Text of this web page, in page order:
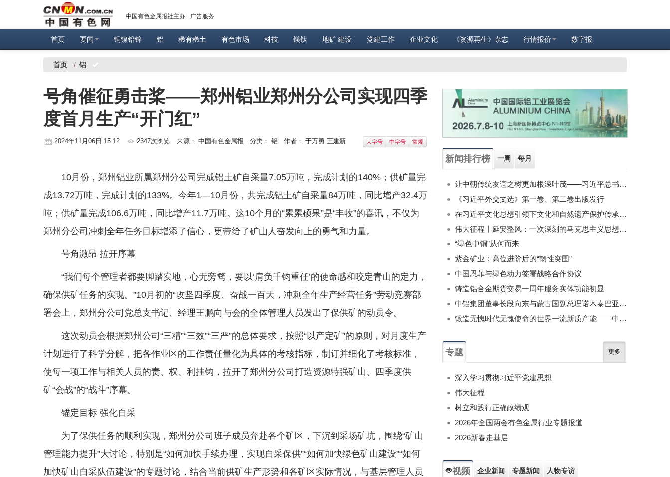
中国有色金属报社主办 广告服务
首页 要闻 铜镍铅锌 铝 稀有稀土 有色市场 科技 镁钛 地矿 建设 党建工作 企业文化 《资源再生》杂志 行情报价 数字报
首页 / 铝
号角催征勇击桨——郑州铝业郑州分公司实现四季
度首月生产“开门红”
2024年11月06日 15:12 2347次浏览 来源： 中国有色金属报 分类： 铝 作者： 于万勇 王建新 大字号 中字号 常规
10月份，郑州铝业所属郑州分公司完成铝土矿自采量7.05万吨，完成计划的140%；供矿量完
成13.72万吨，完成计划的133%。今年1—10月份，共完成铝土矿自采量84万吨，同比增产32.4万
吨；供矿量完成106.6万吨，同比增产11.7万吨。这10个月的“累累硕果”是“丰收”的喜讯，不仅为
郑州分公司冲刺全年任务目标增添了信心，更带给了矿山人奋发向上的勇气和力量。
号角激昂 拉开序幕
“我们每个管理者都要脚踏实地，心无旁骛，要以‘肩负千钧重任’的使命感和咬定青山的定力，
确保供矿任务的实现。”10月初的“攻坚四季度、奋战一百天，冲刺全年生产经营任务”劳动竞赛部
署会上，郑州分公司党总支书记、经理王鹏向与会的全体管理人员发出了保供矿的动员令。
这次动员会根据郑州公司“三精”“三效”“三严”的总体要求，按照“以产定矿”的原则，对月度生产
计划进行了科学分解，把各作业区的工作责任量化为具体的考核指标，制订并细化了考核标准，
使每一项工作与相关人员的责、权、利挂钩，拉开了郑州分公司打造资源特强矿山、四季度供
矿“会战”的“战斗”序幕。
锚定目标 强化自采
为了保供任务的顺利实现，郑州分公司班子成员奔赴各个矿区，下沉到采场矿坑，围绕“矿山
管理能力提升”大讨论，特别是“如何加快手续办理，实现自采保供”“如何加快绿色矿山建设”“如何
加快矿山自采队伍建设”的专题讨论，结合当前供矿生产形势和各矿区实际情况，与基层管理人员
新闻排行榜 一周 每月
让中朝传统友谊之树更加根深叶茂——习近平总书记对朝鲜进行国事访问纪实
《习近平外交文选》第一卷、第二卷出版发行
在习近平文化思想引领下文化和自然遗产保护传承利用工作开创新局面
伟大征程丨延安整风：一次深刻的马克思主义思想教育运动
“绿色中铜”从何而来
紫金矿业：高位进阶后的“韧性突围”
中国恩菲与绿色动力签署战略合作协议
铸造铝合金期货交易一周年服务实体功能初显
中铝集团董事长段向东与蒙古国副总理诺木泰巴亚尔举行会谈
锻造无愧时代无愧使命的世界一流新质产能——中国有色金属工业的战略应对与破局之道（二）
专题 更多
深入学习贯彻习近平党建思想
伟大征程
树立和践行正确政绩观
2026年全国两会有色金属行业专题报道
2026新春走基层
视频 企业新闻 专题新闻 人物专访